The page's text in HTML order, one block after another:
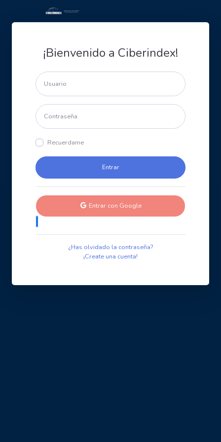
¡Bienvenido a Ciberindex!
Recuerdame
Entrar con Google
¿Has olvidado la contraseña?
¡Create una cuenta!